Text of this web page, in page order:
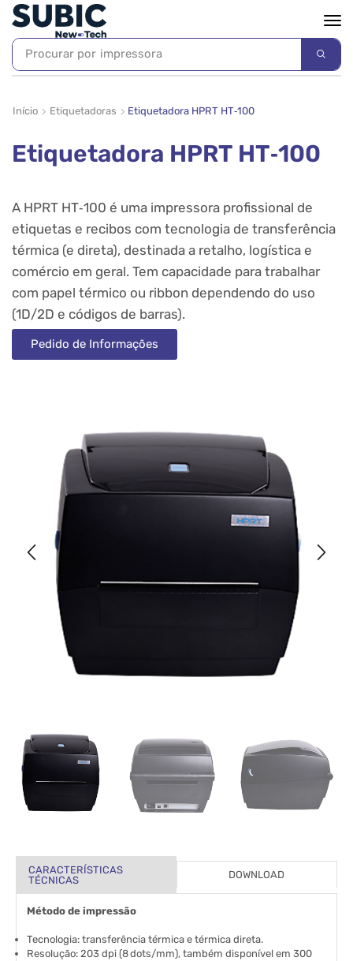
Procurar por impressora
Início Etiquetadoras Etiquetadora HPRT HT‑100
Etiquetadora HPRT HT‑100
A HPRT HT‑100 é uma impressora profissional de
etiquetas e recibos com tecnologia de transferência
térmica (e direta), destinada a retalho, logística e
comércio em geral. Tem capacidade para trabalhar
com papel térmico ou ribbon dependendo do uso
(1D/2D e códigos de barras).
Pedido de Informações
CARACTERÍSTICAS
TÉCNICAS
DOWNLOAD
Método de impressão
Tecnologia: transferência térmica e térmica direta.
Resolução: 203 dpi (8 dots/mm), também disponível em 300